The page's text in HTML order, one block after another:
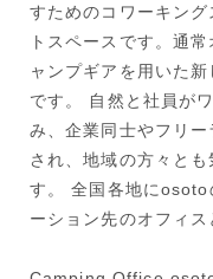
すためのコワーキン
トスペースです。通
ャンプギアを用いた
です。 自然と社員が
み、企業同士やフリ
され、地域の方々と
す。 全国各地にosoto
ーション先のオフィス